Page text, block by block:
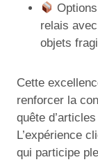
relais
objets
Cette
renforcer la
quête
L’expérience
qui participe